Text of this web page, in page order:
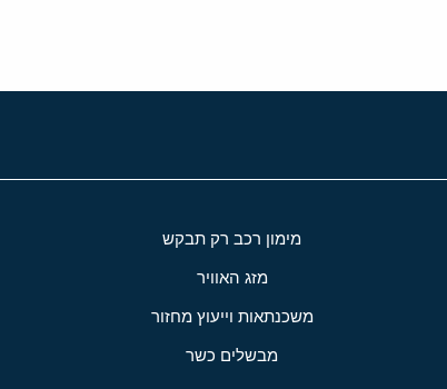
מימון רכב רק תבקש
מזג האוויר
משכנתאות וייעוץ מחזור
מבשלים כשר